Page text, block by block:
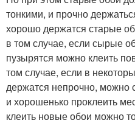
тонкими, и прочно
хорошо держатся старые
в том случае, если сырые
пузырятся можно клеить
том случае, если в
держатся непрочно, можно
и хорошенько проклеить
клеить новые обои можно